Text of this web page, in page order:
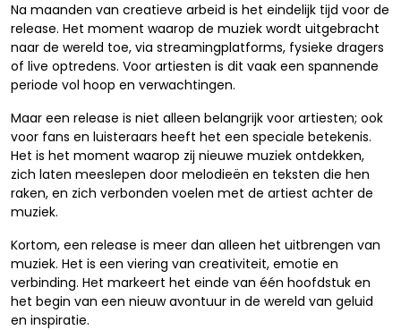
Na maanden van creatieve arbeid is het eindelijk tijd voor de
release. Het moment waarop de muziek wordt uitgebracht
naar de wereld toe, via streamingplatforms, fysieke dragers
of live optredens. Voor artiesten is dit vaak een spannende
periode vol hoop en verwachtingen.
Maar een release is niet alleen belangrijk voor artiesten; ook
voor fans en luisteraars heeft het een speciale betekenis.
Het is het moment waarop zij nieuwe muziek ontdekken,
zich laten meeslepen door melodieën en teksten die hen
raken, en zich verbonden voelen met de artiest achter de
muziek.
Kortom, een release is meer dan alleen het uitbrengen van
muziek. Het is een viering van creativiteit, emotie en
verbinding. Het markeert het einde van één hoofdstuk en
het begin van een nieuw avontuur in de wereld van geluid
en inspiratie.